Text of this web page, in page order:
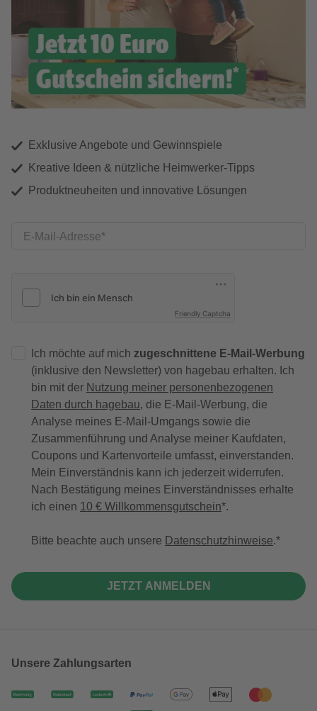
Exklusive Angebote und Gewinnspiele
Kreative Ideen & nützliche Heimwerker-Tipps
Produktneuheiten und innovative Lösungen
E-Mail-Adresse
Friendly Captcha
Ich möchte auf mich zugeschnittene E-Mail-Werbung
(inklusive den Newsletter) von hagebau erhalten. Ich
bin mit der Nutzung meiner personenbezogenen
Daten durch hagebau, die E-Mail-Werbung, die
Analyse meines E-Mail-Umgangs sowie die
Zusammenführung und Analyse meiner Kaufdaten,
Coupons und Kartenvorteile umfasst, einverstanden.
Mein Einverständnis kann ich jederzeit widerrufen.
Nach Bestätigung meines Einverständnisses erhalte
ich einen 10 € Willkommensgutschein*.
Bitte beachte auch unsere Datenschutzhinweise.
JETZT ANMELDEN
Unsere Zahlungsarten